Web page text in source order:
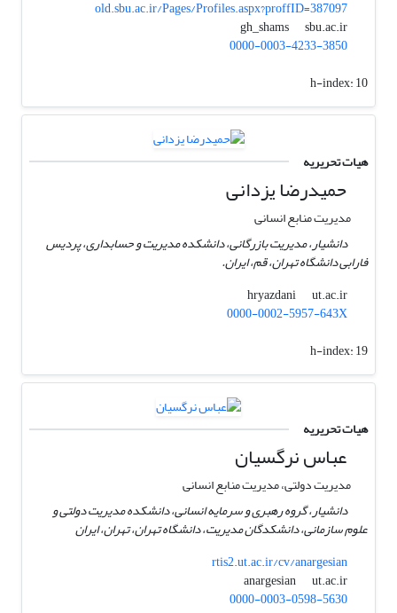
old.sbu.ac.ir/Pages/Profiles.aspx?proffID=387097
gh_shams
sbu.ac.ir
0000-0003-4233-3850
h-index:10
هیات تحریریه
حمیدرضا یزدانی
مدیریت منابع انسانی
دانشیار، مدیریت بازرگانی، دانشکده مدیریت و حسابداری، پردیس
فارابی دانشگاه تهران، قم، ایران.
hryazdani
ut.ac.ir
0000-0002-5957-643X
h-index:19
هیات تحریریه
عباس نرگسیان
مدیریت دولتی، مدیریت منابع انسانی
دانشیار، گروه رهبری و سرمایه انسانی، دانشکده مدیریت دولتی و
علوم سازمانی، دانشکدگان مدیریت، دانشگاه تهران، تهران، ایران
rtis2.ut.ac.ir/cv/anargesian
anargesian
ut.ac.ir
0000-0003-0598-5630